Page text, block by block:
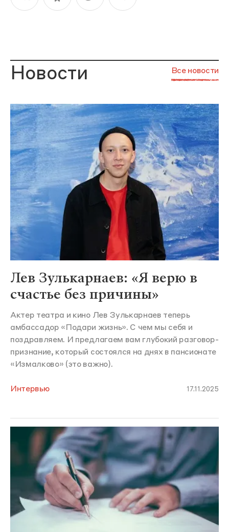
Новости Все новости
Лев Зулькарнаев: «Я верю в
счастье без причины»
Актер театра и кино Лев Зулькарнаев теперь
амбассадор «Подари жизнь». С чем мы себя и
поздравляем. И предлагаем вам глубокий разговор-
признание, который состоялся на днях в пансионате
«Измалково» (это важно).
Интервью 17.11.2025